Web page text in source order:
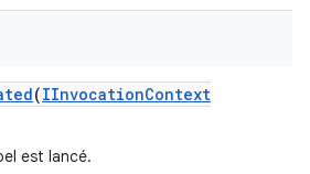
(IInvocationContext
est lancé.